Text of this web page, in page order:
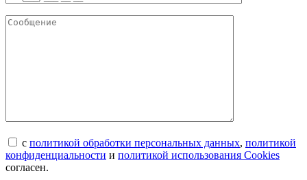
с политикой обработки персональных данных, политикой
конфиденциальности и политикой использования Cookies
согласен.